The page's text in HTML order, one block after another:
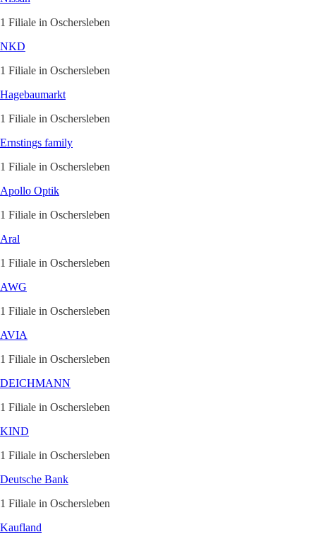
1 Filiale in Oschersleben
NKD
1 Filiale in Oschersleben
Hagebaumarkt
1 Filiale in Oschersleben
Ernstings family
1 Filiale in Oschersleben
Apollo Optik
1 Filiale in Oschersleben
Aral
1 Filiale in Oschersleben
AWG
1 Filiale in Oschersleben
AVIA
1 Filiale in Oschersleben
DEICHMANN
1 Filiale in Oschersleben
KIND
1 Filiale in Oschersleben
Deutsche Bank
1 Filiale in Oschersleben
Kaufland